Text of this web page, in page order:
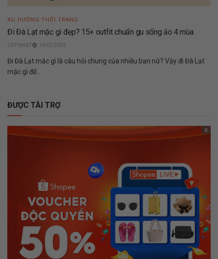
XU HƯỚNG THỜI TRANG
Đi Đà Lạt mặc gì đẹp? 15+ outfit chuẩn gu sống ảo 4 mùa
16/07/2025
Đi Đà Lạt mặc gì là câu hỏi chung của nhiều bạn nữ? Vậy đi Đà Lạt
mặc gì để...
ĐƯỢC TÀI TRỢ
x